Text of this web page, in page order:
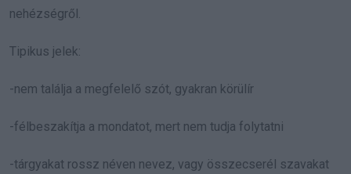
nehézségről.
Tipikus jelek:
-nem találja a megfelelő szót, gyakran körülír
-félbeszakítja a mondatot, mert nem tudja folytatni
-tárgyakat rossz néven nevez, vagy összecserél szavakat